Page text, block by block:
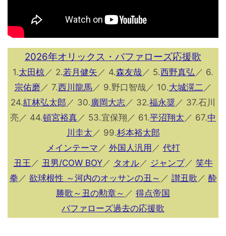
2026年オリックス・バファローズ応援歌
1.太田椋／ 2.若月健矢 ／ 4.森友哉／ 5.西野真弘 ／ 6.
宗佑磨 ／ 7.西川龍馬／ 9.野口智哉／ 10.大城滉二 ／
24.紅林弘太郎 ／ 30.廣岡大志／ 32.福永奨／ 37.石川
亮／ 44.頓宮裕真／ 53.宜保翔／ 61.平沼翔太 ／ 67.中
川圭太 ／ 99.杉本裕太郎
メインテーマ ／ 外国人汎用 ／ 代打
丑王 ／ 丑男/COW BOY／ タオル／ ジャンプ／ 笑牛
拳 ／ 欲球根性 ～河内のオッサンの丑～ ／ 讃丑歌 ／ 酔
勝歌～丑の勲章～ ／ 得点帝国
バファローズ過去の応援歌